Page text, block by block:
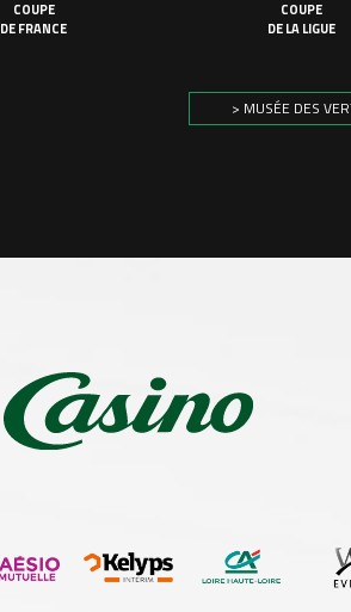
COUPE
DE FRANCE
COUPE
DE LA LIGUE
> MUSÉE DES